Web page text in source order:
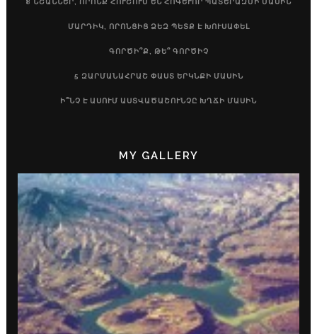
8 ՆՇԱՆՆԵՐ, ՈՐՈՆՔ ՀՈՒՇՈՒՄ ԵՆ ՀՈԳԵՒՈՐ ՊԱՏԵՐԱԶՄԻ ՄԱՍԻՆ
ՄԱՐԴԻԿ, ՈՐՈՆՑԻՑ ՁԵԶ ՊԵՏՔ Է ԽՈՒՍԱՓԵԼ
ԳՈՐԾԻ՞Ք, ԹԵ՞ ԳՈՐԾԻՉ
5 ԶԱՐՄԱՆԱՀՐԱՇ ՓԱՍՏ ԵՐԿՆՔԻ ՄԱՍԻՆ
Ի՞ՆՉ Է ԱՍՈՒՄ ԱՍՏՎԱԾԱՇՈՒՆՉԸ ԽՂՃԻ ՄԱՍԻՆ
MY GALLERY